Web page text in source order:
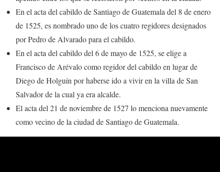
En el acta del cabildo de Santiago de Guatemala del 8 de enero
de 1525, es nombrado uno de los cuatro regidores designados
por Pedro de Alvarado para el cabildo.
En el acta del cabildo del 6 de mayo de 1525, se elige a
Francisco de Arévalo como regidor del cabildo en lugar de
Diego de Holguín por haberse ido a vivir en la villa de San
Salvador de la cual ya era alcalde.
El acta del 21 de noviembre de 1527 lo menciona nuevamente
como vecino de la ciudad de Santiago de Guatemala.